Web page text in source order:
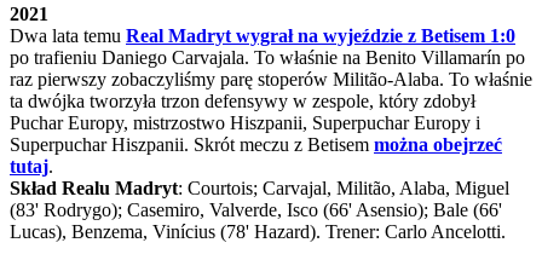
2021
Dwa lata temu Real Madryt wygrał na wyjeździe z Betisem 1:0
po trafieniu Daniego Carvajala. To właśnie na Benito Villamarín po
raz pierwszy zobaczyliśmy parę stoperów Militão-Alaba. To właśnie
ta dwójka tworzyła trzon defensywy w zespole, który zdobył
Puchar Europy, mistrzostwo Hiszpanii, Superpuchar Europy i
Superpuchar Hiszpanii. Skrót meczu z Betisem można obejrzeć
tutaj.
Skład Realu Madryt: Courtois; Carvajal, Militão, Alaba, Miguel
(83' Rodrygo); Casemiro, Valverde, Isco (66' Asensio); Bale (66'
Lucas), Benzema, Vinícius (78' Hazard). Trener: Carlo Ancelotti.